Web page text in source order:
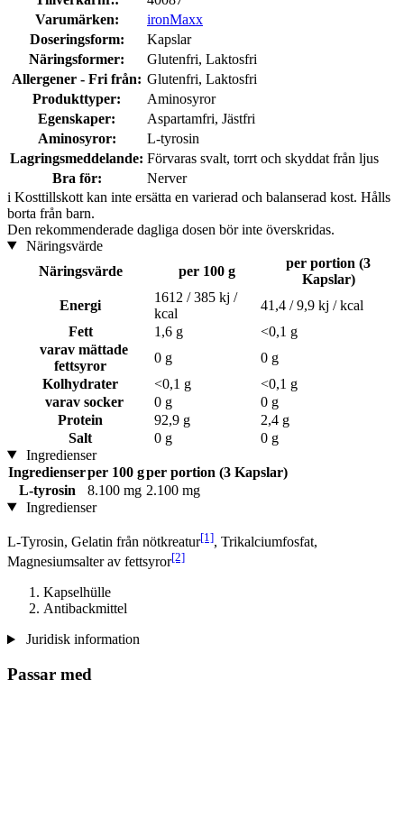
Varumärken:
ironMaxx
Doseringsform:
Kapslar
Näringsformer:
Glutenfri, Laktosfri
Allergener - Fri från: Glutenfri, Laktosfri
Produkttyper:
Aminosyror
Egenskaper:
Aspartamfri, Jästfri
Aminosyror:
L-tyrosin
Lagringsmeddelande: Förvaras svalt, torrt och skyddat från ljus
Bra för:
Nerver
i Kosttillskott kan inte ersätta en varierad och balanserad kost. Hålls
borta från barn.
Den rekommenderade dagliga dosen bör inte överskridas.
Näringsvärde
Näringsvärde
per 100 g
per portion (3
Kapslar)
Energi
1612 / 385 kj /
kcal
41,4 / 9,9 kj / kcal
Fett
1,6 g
<0,1 g
varav mättade
fettsyror
0 g
0 g
Kolhydrater
<0,1 g
<0,1 g
varav socker
0 g
0 g
Protein
92,9 g
2,4 g
Salt
0 g
0 g
Ingredienser
Ingredienserper 100 gper portion (3 Kapslar)
L-tyrosin
8.100 mg 2.100 mg
Ingredienser
L-Tyrosin, Gelatin från nötkreatur[1], Trikalciumfosfat,
Magnesiumsalter av fettsyror[2]
Kapselhülle
Antibackmittel
Juridisk information
Passar med